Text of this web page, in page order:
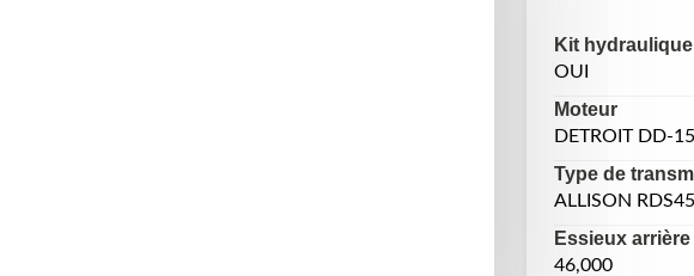
Kit hydraulique
OUI
Moteur
DETROIT DD-
Type de
ALLISON
Essieux arrière
46,000